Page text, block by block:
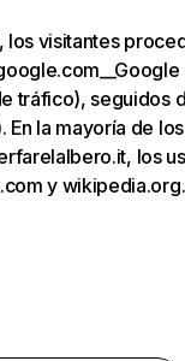
los visitantes
tráfico), seguidos
En la mayoría de los
los
y wikipedia.org.